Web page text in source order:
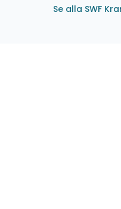
Se alla SWF